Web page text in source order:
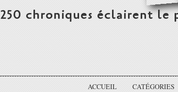
250 chroniques éclairent
ACCUEIL CATÉGORIES